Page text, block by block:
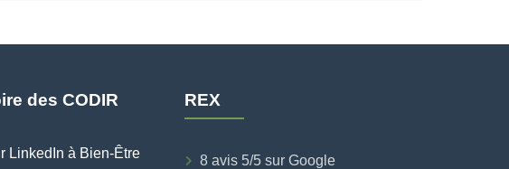
des CODIR
LinkedIn à Bien-Être
REX
8 avis 5/5 sur Google